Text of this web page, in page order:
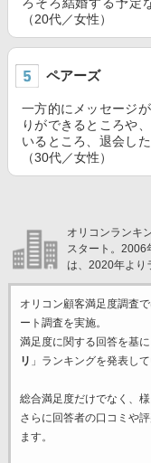
（20代／女性）
ペアーズ
一方的にメッセージ
りができるところや
いるところ、退会し
（30代／女性）
オリコンランキ
スタート。2006
は、2020年より
オリコン顧客満足度調査
ート調査を実施。
満足度に関する回答を基
リ 」ランキングを発表して
総合満足度だけでなく、
さらに回答者の口コミや
ます。